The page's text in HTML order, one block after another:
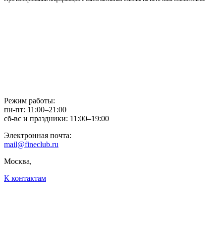
Режим работы:
пн-пт: 11:00–21:00
сб-вс и праздники: 11:00–19:00
Электронная почта:
mail@fineclub.ru
Москва,
К контактам